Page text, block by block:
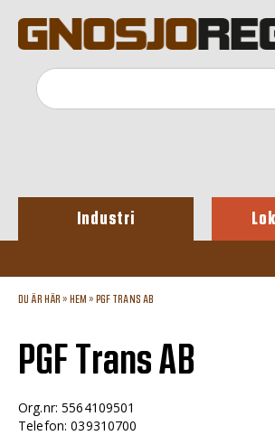
Industri
DU ÄR HÄR » HEM » PGF TRANS AB
PGF Trans AB
Org.nr: 5564109501
Telefon: 039310700